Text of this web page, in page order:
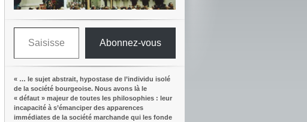
Saisissez votre adresse e-mail…
Abonnez-vous
« … le sujet abstrait, hypostase de l’individu isolé
de la société bourgeoise. Nous avons là le
« défaut » majeur de toutes les philosophies : leur
incapacité à s’émanciper des apparences
immédiates de la société marchande qui les fonde